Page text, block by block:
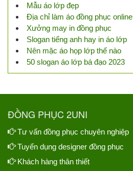
Mẫu áo lớp đẹp
Địa chỉ làm áo đồng phục online
Xưởng may in đồng phục
Slogan tiếng anh hay in áo lớp
Nên mặc áo họp lớp thế nào
50 slogan áo lớp bá đạo 2023
ĐỒNG PHỤC 2UNI
Tư vấn đồng phục chuyên nghiệp
Tuyển dụng designer đồng phục
Khách hàng thân thiết